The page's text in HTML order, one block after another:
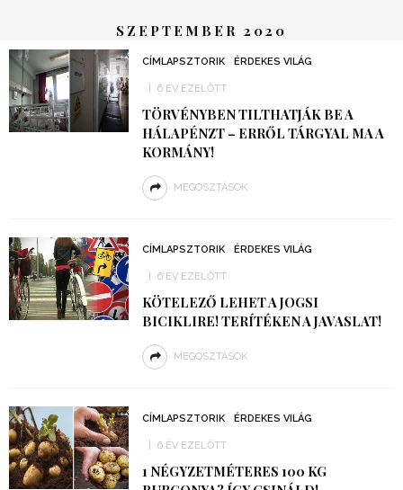
SZEPTEMBER 2020
CÍMLAPSZTORIK ÉRDEKES VILÁG
6 ÉV EZELŐTT
TÖRVÉNYBEN TILTHATJÁK BE A
HÁLAPÉNZT – ERRŐL TÁRGYAL MA A
KORMÁNY!
MEGOSZTÁSOK
CÍMLAPSZTORIK ÉRDEKES VILÁG
6 ÉV EZELŐTT
KÖTELEZŐ LEHET A JOGSI
BICIKLIRE! TERÍTÉKEN A JAVASLAT!
MEGOSZTÁSOK
CÍMLAPSZTORIK ÉRDEKES VILÁG
6 ÉV EZELŐTT
1 NÉGYZETMÉTERES 100 KG